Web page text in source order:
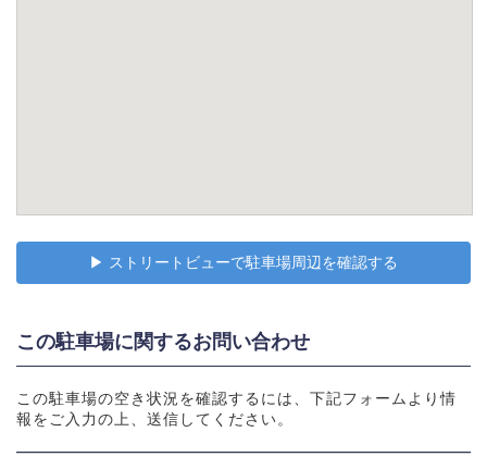
▶︎ ストリートビューで駐車場周辺を確認する
この駐車場に関するお問い合わせ
この駐車場の空き状況を確認するには、下記フォームより情
報をご入力の上、送信してください。